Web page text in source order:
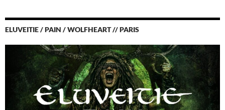
ELUVEITIE / PAIN / WOLFHEART // PARIS